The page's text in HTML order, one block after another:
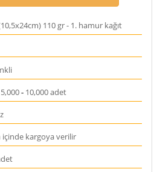
110 gr - 1. hamur kağıt
5,000- 10,000 adet
içinde kargoya verilir